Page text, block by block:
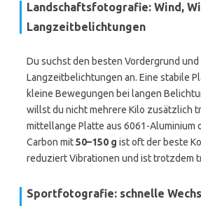
Landschaftsfotografie: Wind,
Langzeitbelichtungen
Du suchst den besten Vordergrund
Langzeitbelichtungen an. Eine stabile
kleine Bewegungen bei langen
willst du nicht mehrere Kilo zusätzlich
mittellange Platte aus 6061-Aluminium
Carbon mit50–150 g ist oft der beste
reduziert Vibrationen und ist trotzdem
Sportfotografie: schnelle